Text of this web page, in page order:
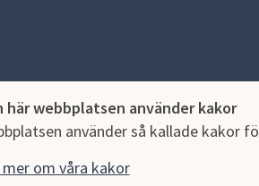
här webbplatsen använder kakor
använder så kallade kakor
mer om våra kakor